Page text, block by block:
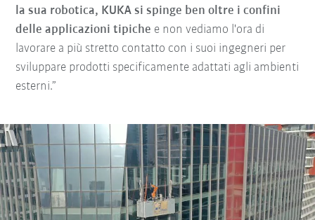
la sua robotica, KUKA si spinge ben oltre i confini
delle applicazioni tipiche e non vediamo l'ora di
lavorare a più stretto contatto con i suoi ingegneri per
sviluppare prodotti specificamente adattati agli ambienti
esterni.”